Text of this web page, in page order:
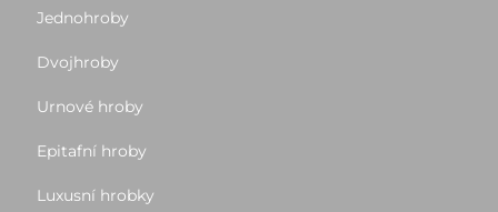
Jednohroby
Dvojhroby
Urnové hroby
Epitafní hroby
Luxusní hrobky